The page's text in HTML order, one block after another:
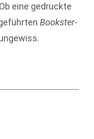
eine gedruckte
Bookster-